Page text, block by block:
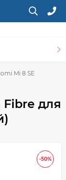
Mi 8 SE
Fibre для
-50%